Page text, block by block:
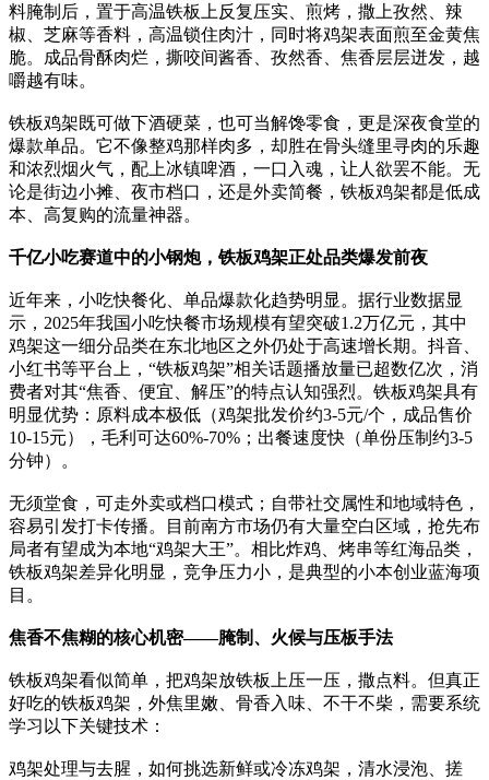
料腌制后，置于高温铁板上反复压实、煎烤，撒上孜然、辣
椒、芝麻等香料，高温锁住肉汁，同时将鸡架表面煎至金黄焦
脆。成品骨酥肉烂，撕咬间酱香、孜然香、焦香层层迸发，越
嚼越有味。
铁板鸡架既可做下酒硬菜，也可当解馋零食，更是深夜食堂的
爆款单品。它不像整鸡那样肉多，却胜在骨头缝里寻肉的乐趣
和浓烈烟火气，配上冰镇啤酒，一口入魂，让人欲罢不能。无
论是街边小摊、夜市档口，还是外卖简餐，铁板鸡架都是低成
本、高复购的流量神器。
千亿小吃赛道中的小钢炮，铁板鸡架正处品类爆发前夜
近年来，小吃快餐化、单品爆款化趋势明显。据行业数据显
示，2025年我国小吃快餐市场规模有望突破1.2万亿元，其中
鸡架这一细分品类在东北地区之外仍处于高速增长期。抖音、
小红书等平台上，“铁板鸡架”相关话题播放量已超数亿次，消
费者对其“焦香、便宜、解压”的特点认知强烈。铁板鸡架具有
明显优势：原料成本极低（鸡架批发价约3-5元/个，成品售价
10-15元），毛利可达60%-70%；出餐速度快（单份压制约3-5
分钟）。
无须堂食，可走外卖或档口模式；自带社交属性和地域特色，
容易引发打卡传播。目前南方市场仍有大量空白区域，抢先布
局者有望成为本地“鸡架大王”。相比炸鸡、烤串等红海品类，
铁板鸡架差异化明显，竞争压力小，是典型的小本创业蓝海项
目。
焦香不焦糊的核心机密——腌制、火候与压板手法
铁板鸡架看似简单，把鸡架放铁板上压一压，撒点料。但真正
好吃的铁板鸡架，外焦里嫩、骨香入味、不干不柴，需要系统
学习以下关键技术：
鸡架处理与去腥，如何挑选新鲜或冷冻鸡架，清水浸泡、搓